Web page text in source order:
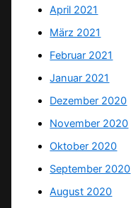
April 2021
März 2021
Februar 2021
Januar 2021
Dezember 2020
November 2020
Oktober 2020
September 2020
August 2020